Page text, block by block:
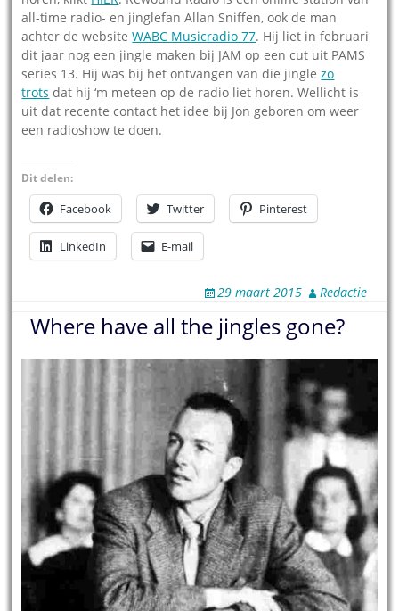
all-time radio- en jinglefan Allan Sniffen, ook de man
achter de websiteWABC Musicradio 77. Hij liet in februari
dit jaar nog een jingle maken bij JAM op een cut uit PAMS
series 13. Hij was bij het ontvangen van die jinglezo
trots dat hij ‘m meteen op de radio liet horen. Wellicht is
uit dat recente contact het idee bij Jon geboren om weer
een radioshow te doen.
Dit delen:
Facebook Twitter Pinterest
LinkedIn E-mail
29 maart 2015 Redactie
Where have all the jingles gone?